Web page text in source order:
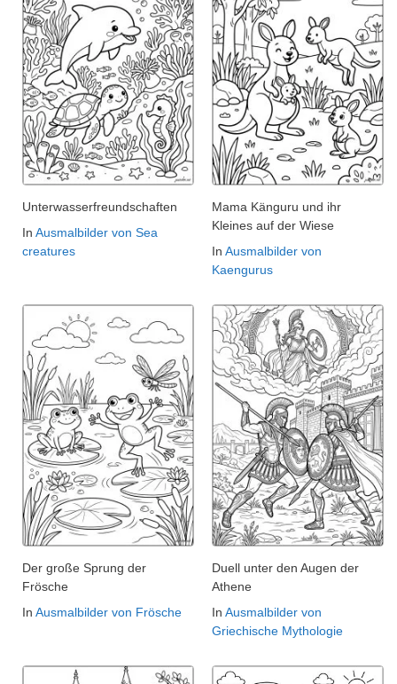
Unterwasserfreundschaften
In Ausmalbilder von Sea
creatures
Mama Känguru und ihr
Kleines auf der Wiese
In Ausmalbilder von
Kaengurus
Der große Sprung der
Frösche
In Ausmalbilder von Frösche
Duell unter den Augen der
Athene
In Ausmalbilder von
Griechische Mythologie